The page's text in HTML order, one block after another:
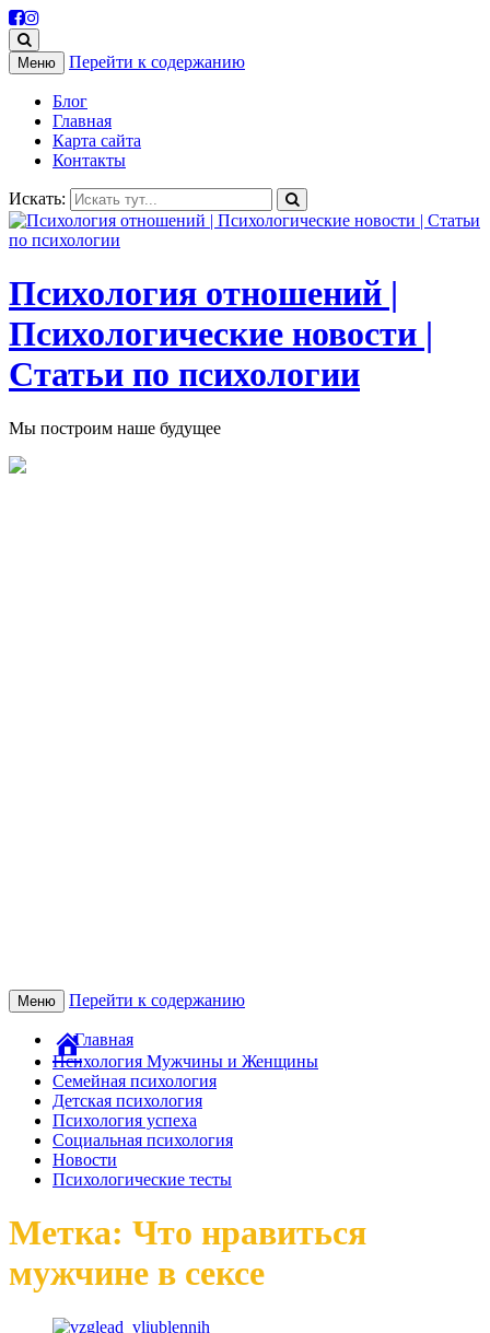
Меню Перейти к содержанию
Блог
Главная
Карта сайта
Контакты
Искать:
Психология отношений |
Психологические новости |
Статьи по психологии
Мы построим наше будущее
Меню Перейти к содержанию
Главная
Психология Мужчины и Женщины
Семейная психология
Детская психология
Психология успеха
Социальная психология
Новости
Психологические тесты
Метка: Что нравиться
мужчине в сексе